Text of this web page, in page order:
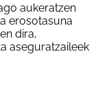
aukeratzen
erosotasuna
dira,
aseguratzaileek